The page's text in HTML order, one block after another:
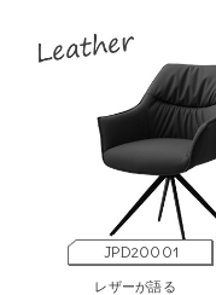
JPD20001
レザーが語る